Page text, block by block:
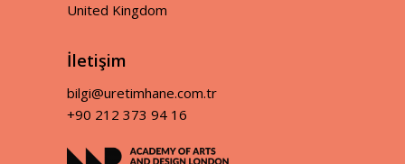
United Kingdom
İletişim
bilgi@uretimhane.com.tr
+90 212 373 94 16